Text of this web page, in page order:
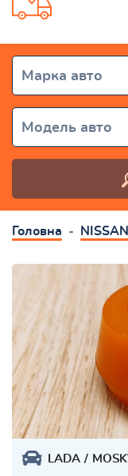
Марка авто
Модель авто
Головна NISSAN
LADA